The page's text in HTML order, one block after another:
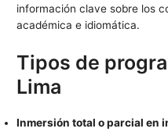
información clave sobre los
académica e idiomática.
Tipos de
Lima
Inmersión total o parcial en